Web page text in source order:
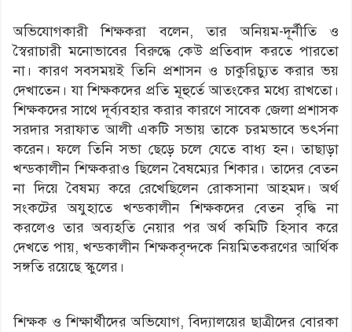
অভিযোগকারী শিক্ষকরা বলেন, তার অনিয়ম-দূর্নীতি ও
স্বৈরাচারী মনোভাবের বিরুদ্ধে কেউ প্রতিবাদ করতে পারতো
না। কারণ সবসময়ই তিনি প্রশাসন ও চাকুরিচ্যুত করার ভয়
দেখাতেন। যা শিক্ষকদের প্রতি মূহুর্তে আতংকের মধ্যে রাখতো।
শিক্ষকদের সাথে দূর্ব্যবহার করার কারণে সাবেক জেলা প্রশাসক
সরদার সরাফাত আলী একটি সভায় তাকে চরমভাবে ভৎর্সনা
করেন। ফলে তিনি সভা ছেড়ে চলে যেতে বাধ্য হন। তাছাড়া
খন্ডকালীন শিক্ষকরাও ছিলেন বৈষম্যের শিকার। তাদের বেতন
না দিয়ে বৈষম্য করে রেখেছিলেন রোকসানা আহমদ। অর্থ
সংকটের অযুহাতে খন্ডকালীন শিক্ষকদের বেতন বৃদ্ধি না
করলেও তার অব্যহতি নেয়ার পর অর্থ কমিটি হিসাব করে
দেখতে পায়, খন্ডকালীন শিক্ষকবৃন্দকে নিয়মিতকরণের আর্থিক
সঙ্গতি রয়েছে স্কুলের।
শিক্ষক ও শিক্ষার্থীদের অভিযোগ, বিদ্যালয়ের ছাত্রীদের বোরকা